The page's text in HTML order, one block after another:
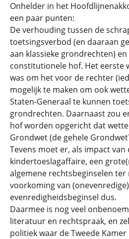
Onhelder in het
een paar punten:
De verhouding tussen de
toetsingsverbod (en daaraan
aan klassieke grondrechten)
constitutionele hof. Het eerste
was om het voor de rechter
mogelijk te maken om ook
Staten-Generaal te kunnen
grondrechten. Daarnaast zou
hof worden opgericht dat
Grondwet (de gehele
Tevens moet er, als impact van
kindertoeslagaffaire, een
algemene rechtsbeginselen
voorkoming van
evenredigheidsbeginsel dus.
Daarmee is nog veel
literatuur en rechtspraak, en
politiek waar de Tweede